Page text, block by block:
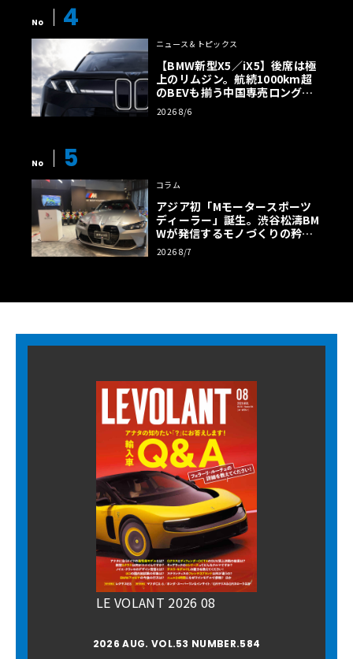
No 4
ニュース＆トピックス
【BMW新型X5／iX5】後席は極
上のリムジン。航続1000km超
のBEVも揃う中国専売ロング仕
様の全貌
2026 8/6
No 5
コラム
アジア初「Mモータースポーツ
ディーラー」誕生。渋谷松濤BM
Wが発信するモノづくりの矜持
【木下隆之コラム】
2026 8/7
LE VOLANT 2026 08
2026 AUG. VOL.53 NUMBER.584